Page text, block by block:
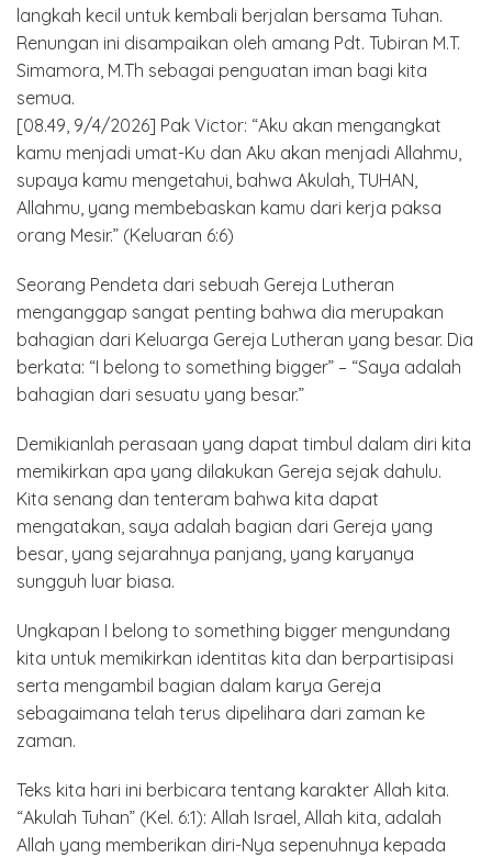
langkah kecil untuk kembali berjalan bersama Tuhan.
Renungan ini disampaikan oleh amang Pdt. Tubiran M.T.
Simamora, M.Th sebagai penguatan iman bagi kita
semua.
[08.49, 9/4/2026] Pak Victor: “Aku akan mengangkat
kamu menjadi umat-Ku dan Aku akan menjadi Allahmu,
supaya kamu mengetahui, bahwa Akulah, TUHAN,
Allahmu, yang membebaskan kamu dari kerja paksa
orang Mesir.” (Keluaran 6:6)
Seorang Pendeta dari sebuah Gereja Lutheran
menganggap sangat penting bahwa dia merupakan
bahagian dari Keluarga Gereja Lutheran yang besar. Dia
berkata: “I belong to something bigger” – “Saya adalah
bahagian dari sesuatu yang besar.”
Demikianlah perasaan yang dapat timbul dalam diri kita
memikirkan apa yang dilakukan Gereja sejak dahulu.
Kita senang dan tenteram bahwa kita dapat
mengatakan, saya adalah bagian dari Gereja yang
besar, yang sejarahnya panjang, yang karyanya
sungguh luar biasa.
Ungkapan I belong to something bigger mengundang
kita untuk memikirkan identitas kita dan berpartisipasi
serta mengambil bagian dalam karya Gereja
sebagaimana telah terus dipelihara dari zaman ke
zaman.
Teks kita hari ini berbicara tentang karakter Allah kita.
“Akulah Tuhan” (Kel. 6:1): Allah Israel, Allah kita, adalah
Allah yang memberikan diri-Nya sepenuhnya kepada